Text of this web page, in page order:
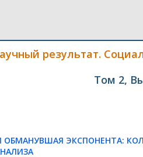
результат.
Том 2,
ЭКСПОНЕНТА: